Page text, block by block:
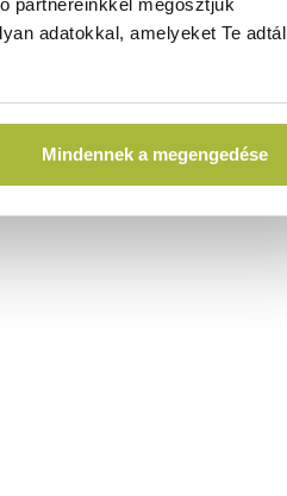
partnereinkkel megosztjuk
adatokkal, amelyeket Te adtál
Mindennek a megengedése